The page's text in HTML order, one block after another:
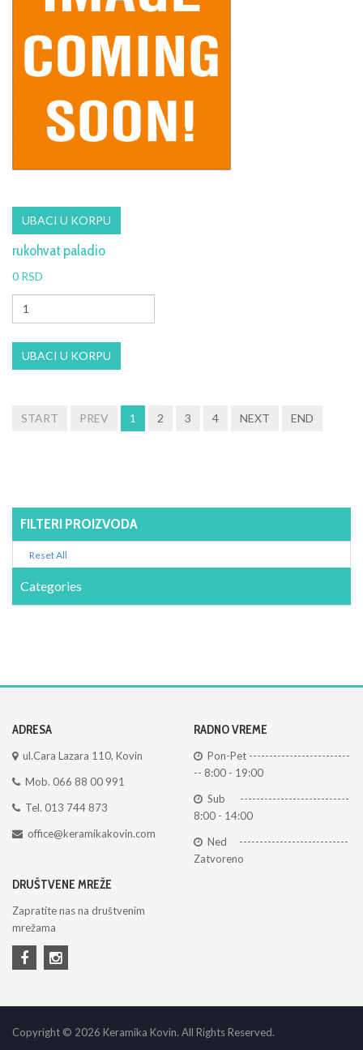
rukohvat paladio
0 RSD
START PREV 1 2 3 4 NEXT END
FILTERI PROIZVODA
Reset All
Categories
ADRESA
ul.Cara Lazara 110, Kovin
Mob. 066 88 00 991
Tel. 013 744 873
office@keramikakovin.com
RADNO VREME
Pon-Pet -------------------------
-- 8:00 - 19:00
Sub ---------------------------
8:00 - 14:00
Ned ---------------------------
Zatvoreno
DRUŠTVENE MREŽE
Zapratite nas na društvenim
mrežama
Copyright © 2026 Keramika Kovin. All Rights Reserved.